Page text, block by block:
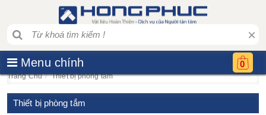
×
Menu chính 0
Trang Chủ Thiết bị phòng tắm
Thiết bị phòng tắm